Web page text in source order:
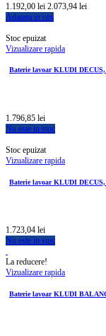
1.192,00 lei 2.073,94 lei
Adauga in cos
Stoc epuizat
Vizualizare rapida
Baterie lavoar KLUDI
1.796,85 lei
Nu este in stoc
Stoc epuizat
Vizualizare rapida
Baterie lavoar KLUDI
1.723,04 lei
Nu este in stoc
La reducere!
Vizualizare rapida
Baterie lavoar KLUDI